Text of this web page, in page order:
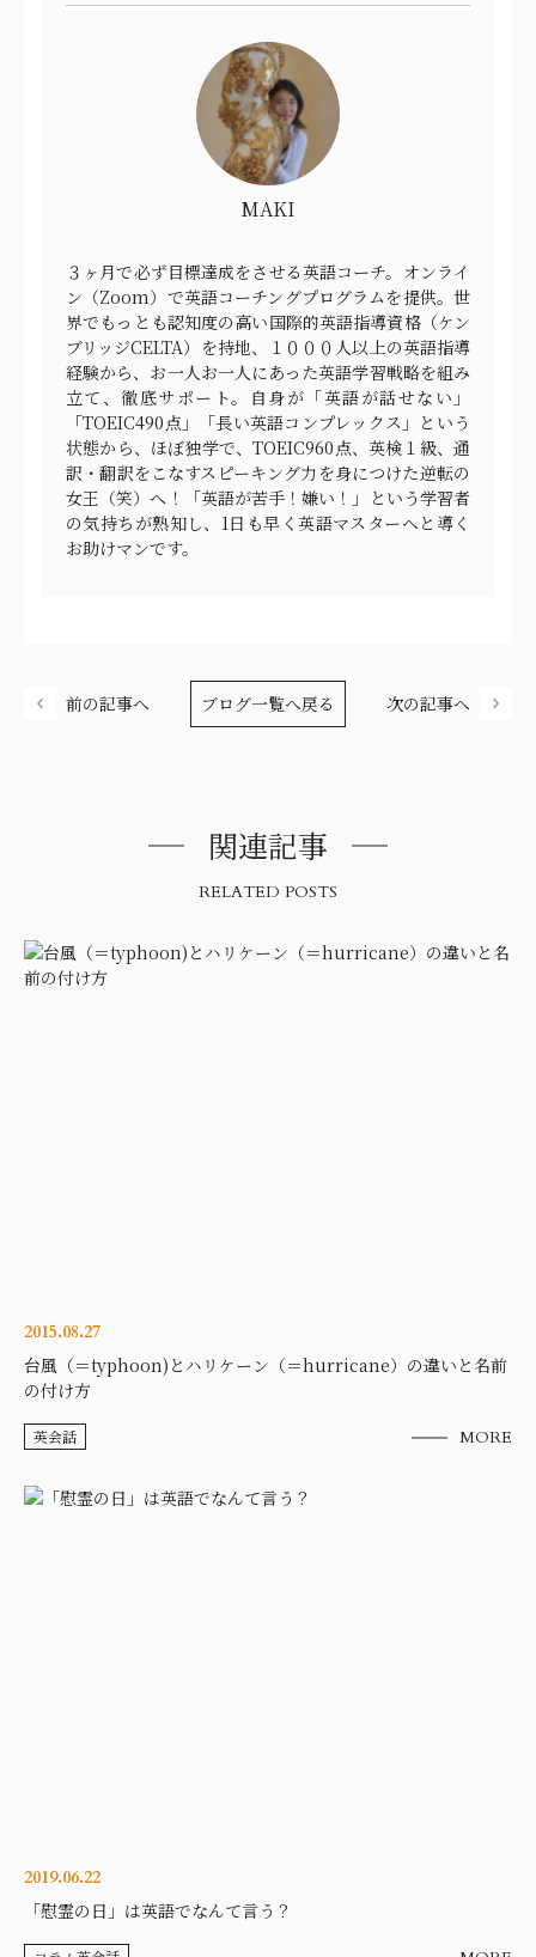
MAKI
３ヶ月で必ず目標達成をさせる英語コーチ。オンライ
ン（Zoom）で英語コーチングプログラムを提供。世
界でもっとも認知度の高い国際的英語指導資格（ケン
ブリッジCELTA）を持地、１０００人以上の英語指導
経験から、お一人お一人にあった英語学習戦略を組み
立て、徹底サポート。自身が「英語が話せない」
「TOEIC490点」「長い英語コンプレックス」という
状態から、ほぼ独学で、TOEIC960点、英検１級、通
訳・翻訳をこなすスピーキング力を身につけた逆転の
女王（笑）へ！「英語が苦手！嫌い！」という学習者
の気持ちが熟知し、1日も早く英語マスターへと導く
お助けマンです。
前の記事へ ブログ一覧へ戻る 次の記事へ
関連記事
RELATED POSTS
2015.08.27
台風（＝typhoon)とハリケーン（＝hurricane）の違いと名前
の付け方
英会話 MORE
2019.06.22
「慰霊の日」は英語でなんて言う？